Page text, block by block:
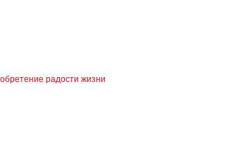
радости жизни